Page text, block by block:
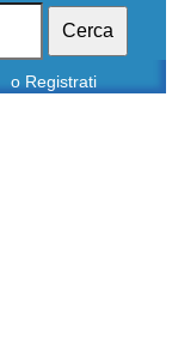
Cerca
o Registrati